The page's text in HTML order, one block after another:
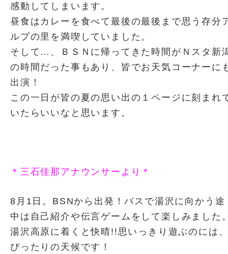
感動してしまいます。
昼食はカレーを食べて最後の最後まで思う存分
ルプの里を満喫していました。
そして…、ＢＳＮに帰ってきた時間がＮスタ新
の時間だった事もあり、皆でお天気コーナーに
出演！
この一日が皆の夏の思い出の１ページに刻まれ
いたらいいなと思います。
＊三石佳那アナウンサーより＊
8月1日。BSNから出発！バスで湯沢に向かう途
中は自己紹介や伝言ゲームをして楽しみました
湯沢高原に着くと快晴!!思いっきり遊ぶのには
ぴったりの天候です！